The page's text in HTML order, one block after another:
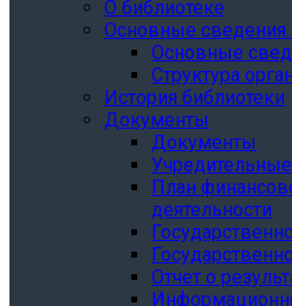
О библиотеке
Основные
Основные
Структура
История библиотеки
Документы
Документы
План
деятельности
Отчет о